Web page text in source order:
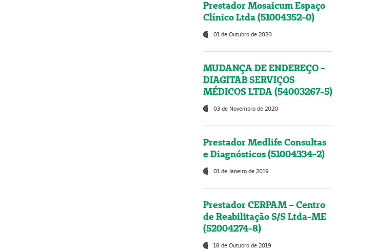
Prestador Mosaicum Espaço
Clínico Ltda (51004352-0)
01 de Outubro de 2020
MUDANÇA DE ENDEREÇO -
DIAGITAB SERVIÇOS
MÉDICOS LTDA (54003267-5)
03 de Novembro de 2020
Prestador Medlife Consultas
e Diagnósticos (51004334-2)
01 de Janeiro de 2019
Prestador CERPAM – Centro
de Reabilitação S/S Ltda-ME
(52004274-8)
18 de Outubro de 2019